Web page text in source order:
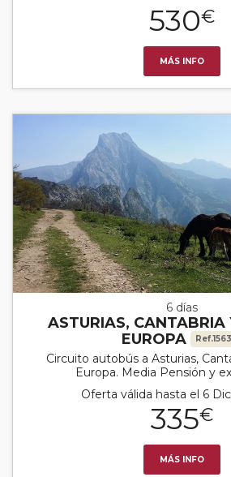
530€
MÁS INFO
6 días
ASTURIAS, CANTABRIA
EUROPA
Circuito autobús a Asturias,
Europa. Media Pensión y
Oferta válida hasta el 6
335€
MÁS INFO